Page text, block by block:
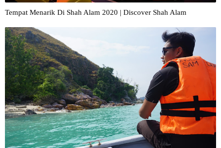
Tempat Menarik Di Shah Alam 2020 | Discover Shah Alam